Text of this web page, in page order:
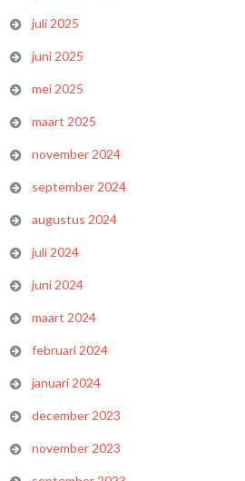
juli 2025
juni 2025
mei 2025
maart 2025
november 2024
september 2024
augustus 2024
juli 2024
juni 2024
maart 2024
februari 2024
januari 2024
december 2023
november 2023